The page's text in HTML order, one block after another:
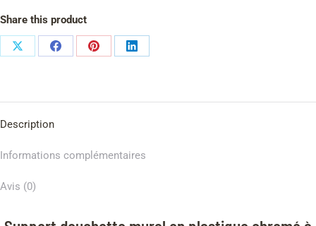
Share this product
Description
Informations complémentaires
Avis (0)